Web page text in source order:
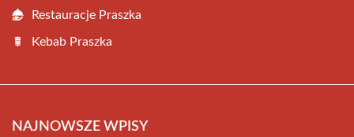
Restauracje Praszka
Kebab Praszka
NAJNOWSZE WPISY